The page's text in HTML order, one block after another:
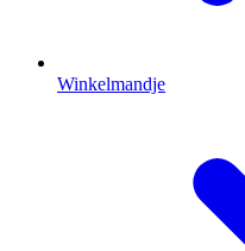
Winkelmandje